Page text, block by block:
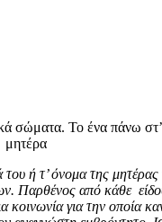
σώματα. Το ένα πάνω
του ή τ’ όνομα της
Παρθένος από κάθε
για την οποία